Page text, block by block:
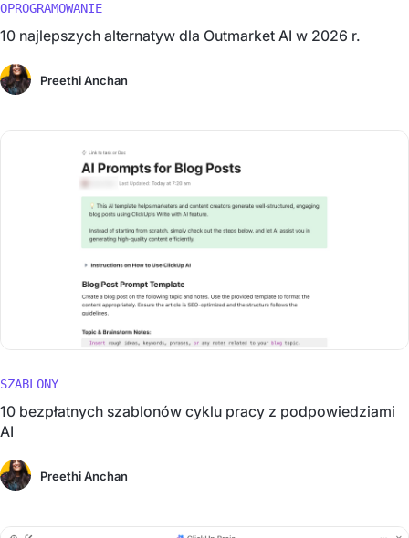
OPROGRAMOWANIE
10 najlepszych alternatyw dla Outmarket AI w 2026 r.
Preethi Anchan
SZABLONY
10 bezpłatnych szablonów cyklu pracy z podpowiedziami
AI
Preethi Anchan